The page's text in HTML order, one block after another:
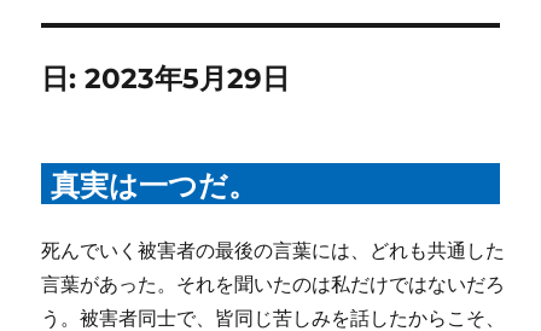
日:2023年5月29日
真実は一つだ。
死んでいく被害者の最後の言葉には、どれも共通した
言葉があった。それを聞いたのは私だけではないだろ
う。被害者同士で、皆同じ苦しみを話したからこそ、